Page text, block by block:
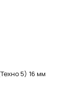
5) 16 мм